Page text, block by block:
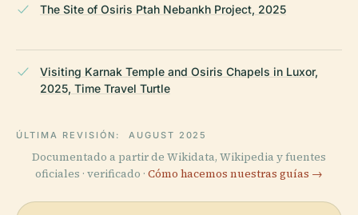
The Site of Osiris Ptah Nebankh Project, 2025
Visiting Karnak Temple and Osiris Chapels in Luxor,
2025, Time Travel Turtle
ÚLTIMA REVISIÓN: AUGUST 2025
Documentado a partir de Wikidata, Wikipedia y fuentes
oficiales · verificado · Cómo hacemos nuestras guías →